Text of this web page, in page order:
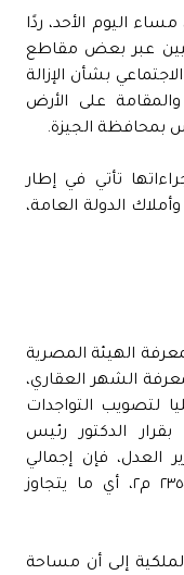
مساء اليوم الأحد، ردًا
عبر بعض مقاطع
بشأن الإزالة
على الأرض
بمحافظة الجيزة.
تأتي في إطار
الدولة العامة،
الهيئة المصرية
الشهر العقاري،
لتصويب التواجدات
الدكتور رئيس
العدل، فإن إجمالي
مسطح التواجد محل البيان يقارب ٢٣٥٠٠ م٢، أي ما يتجاوز
إلى أن مساحة